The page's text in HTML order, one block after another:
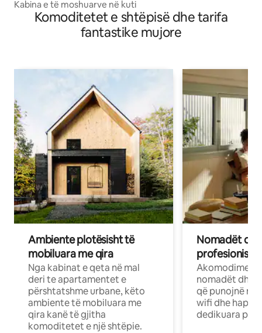
Kabina e të moshuarve në kuti
Komoditetet e shtëpisë dhe tarifa
fantastike mujore
Ambiente plotësisht të
mobiluara me qira
Nga kabinat e qeta në mal
deri te apartamentet e
përshtatshme urbane, këto
ambiente të mobiluara me
qira kanë të gjitha
komoditetet e një shtëpie.
Nomadët
Akomodime
nomadët dhe
që punojnë në
wifi dhe
dedikuara